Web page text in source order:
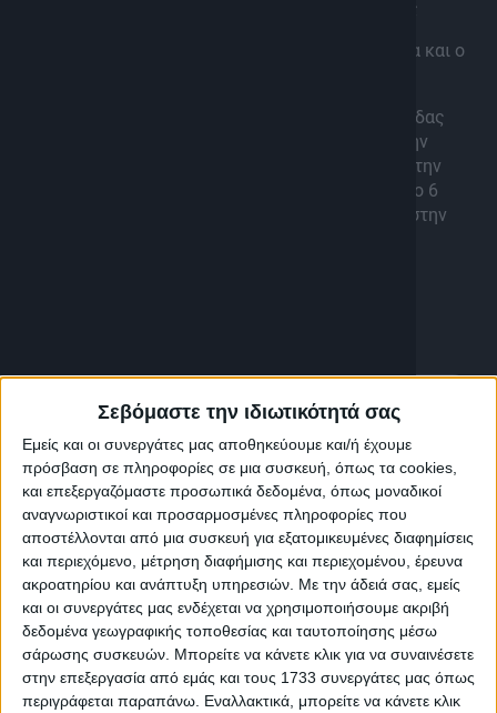
Σεβόμαστε την ιδιωτικότητά σας
Εμείς και οι συνεργάτες μας αποθηκεύουμε και/ή έχουμε
πρόσβαση σε πληροφορίες σε μια συσκευή, όπως τα cookies,
και επεξεργαζόμαστε προσωπικά δεδομένα, όπως μοναδικοί
αναγνωριστικοί και προσαρμοσμένες πληροφορίες που
αποστέλλονται από μια συσκευή για εξατομικευμένες διαφημίσεις
και περιεχόμενο, μέτρηση διαφήμισης και περιεχομένου, έρευνα
ακροατηρίου και ανάπτυξη υπηρεσιών. Με την άδειά σας, εμείς
και οι συνεργάτες μας ενδέχεται να χρησιμοποιήσουμε ακριβή
δεδομένα γεωγραφικής τοποθεσίας και ταυτοποίησης μέσω
σάρωσης συσκευών. Μπορείτε να κάνετε κλικ για να συναινέσετε
στην επεξεργασία από εμάς και τους 1733 συνεργάτες μας όπως
περιγράφεται παραπάνω. Εναλλακτικά, μπορείτε να κάνετε κλικ
Γερμανίας – Ουκρανικό και διεθνείς παράγοντες
Η Ελλάδα στην Γεωπολιτική αβεβαιότητα σήμερα και ο
Στην εκπομπή παρεμβαίνει ο Πρέσβης ε.τ Λεωνίδας
Χρυσανθόπουλος για την πρωτοβουλία του με την
“Σιωπηλή Συγκέντρωση Υπενθύμισης”, έξω από την
Γερμανική Πρεσβεία της Αθήνας αυτό το Σάββατο 6
Απριλίου, 83 χρόνια από την Γερμανική Εισβολή στην
17 Μαΐου, 2024
Η Μαύρη Δεκαετία του ’40 στην